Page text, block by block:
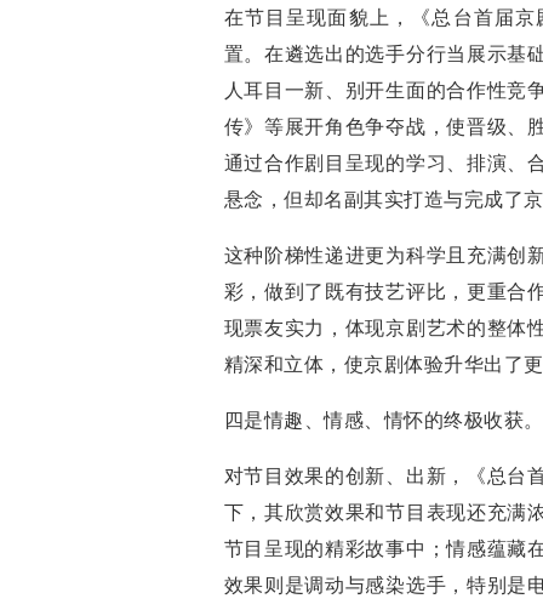
在节目呈现面貌上，《总台首届
置。在遴选出的选手分行当展示基
人耳目一新、别开生面的合作性竞
传》等展开角色争夺战，使晋级、
通过合作剧目呈现的学习、排演、
悬念，但却名副其实打造与完成了
这种阶梯性递进更为科学且充满创
彩，做到了既有技艺评比，更重合
现票友实力，体现京剧艺术的整体
精深和立体，使京剧体验升华出了
四是情趣、情感、情怀的终极收获。
对节目效果的创新、出新，《总台
下，其欣赏效果和节目表现还充满
节目呈现的精彩故事中；情感蕴藏
效果则是调动与感染选手，特别是